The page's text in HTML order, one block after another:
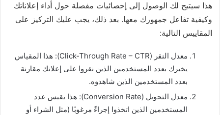
هذا سيتيح لك الوصول إلى إحصائيات مفصلة حول أداء إعلاناتك
وكيفية تفاعل جمهورك معها. بعد ذلك، يجب عليك التركيز على
المقاييس التالية:
معدل النقر (Click-Through Rate – CTR): هذا المقياس
يخبرك بعدد المستخدمين الذين نقروا على إعلانك مقارنة
بعدد المستخدمين الذين شاهدوه.
معدل التحويل (Conversion Rate): هذا يقيس عدد
المستخدمين الذين اتخذوا إجراءً مرغوبًا (مثل الشراء أو